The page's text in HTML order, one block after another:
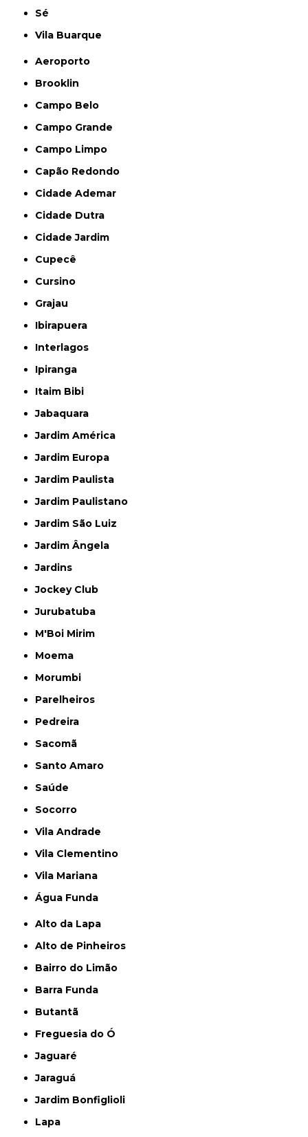
Sé
Vila Buarque
Aeroporto
Brooklin
Campo Belo
Campo Grande
Campo Limpo
Capão Redondo
Cidade Ademar
Cidade Dutra
Cidade Jardim
Cupecê
Cursino
Grajau
Ibirapuera
Interlagos
Ipiranga
Itaim Bibi
Jabaquara
Jardim América
Jardim Europa
Jardim Paulista
Jardim Paulistano
Jardim São Luiz
Jardim Ângela
Jardins
Jockey Club
Jurubatuba
M'Boi Mirim
Moema
Morumbi
Parelheiros
Pedreira
Sacomã
Santo Amaro
Saúde
Socorro
Vila Andrade
Vila Clementino
Vila Mariana
Água Funda
Alto da Lapa
Alto de Pinheiros
Bairro do Limão
Barra Funda
Butantã
Freguesia do Ó
Jaguaré
Jaraguá
Jardim Bonfiglioli
Lapa